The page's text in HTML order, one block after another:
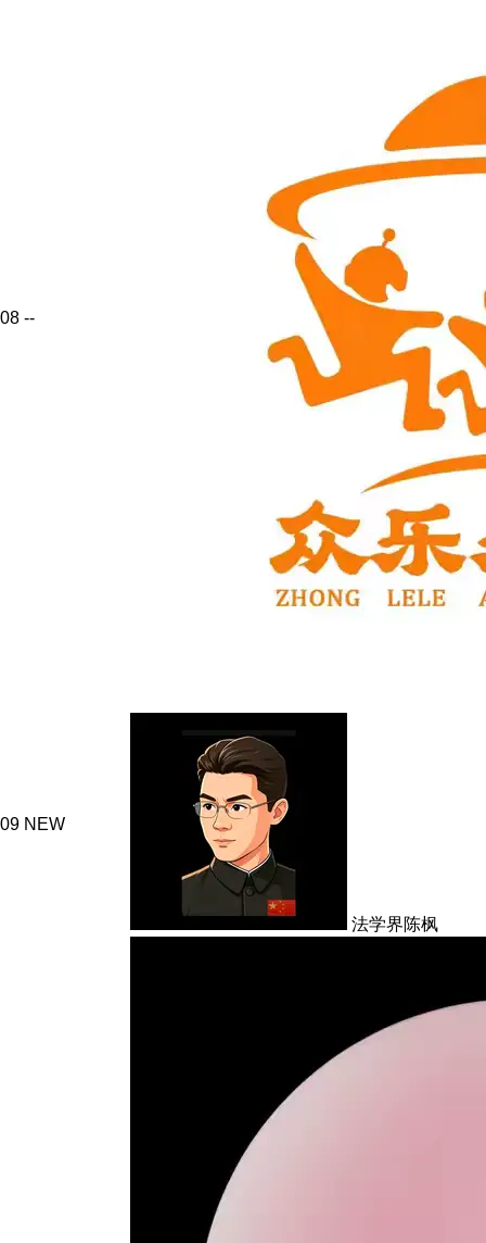
08 --
09 NEW
法学界陈枫